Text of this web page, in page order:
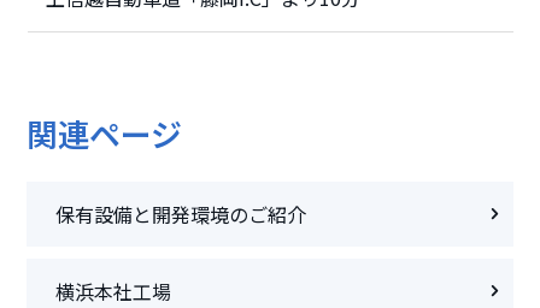
関連ページ
保有設備と開発環境のご紹介
横浜本社工場